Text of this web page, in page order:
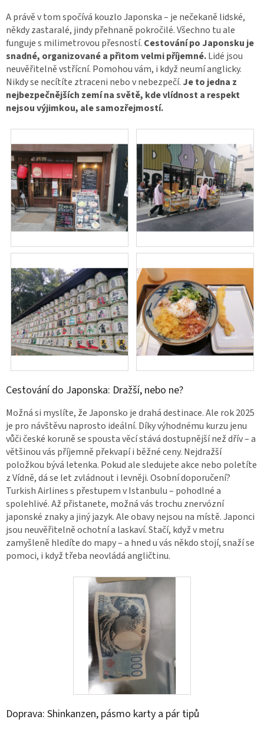
A právě v tom spočívá kouzlo Japonska – je nečekaně lidské,
někdy zastaralé, jindy přehnaně pokročilé. Všechno tu ale
funguje s milimetrovou přesností. Cestování po Japonsku je
snadné, organizované a přitom velmi příjemné.Lidé jsou
neuvěřitelně vstřícní. Pomohou vám, i když neumí anglicky.
Nikdy se necítíte ztraceni nebo v nebezpečí. Je to jedna z
nejbezpečnějších zemí na světě, kde vlídnost a respekt
nejsou výjimkou, ale samozřejmostí.
Cestování do Japonska: Dražší, nebo ne?
Možná si myslíte, že Japonsko je drahá destinace. Ale rok 2025
je pro návštěvu naprosto ideální. Díky výhodnému kurzu jenu
vůči české koruně se spousta věcí stává dostupnější než dřív – a
většinou vás příjemně překvapí i běžné ceny. Nejdražší
položkou bývá letenka. Pokud ale sledujete akce nebo poletíte
z Vídně, dá se let zvládnout i levněji. Osobní doporučení?
Turkish Airlines s přestupem v Istanbulu – pohodlné a
spolehlivé. Až přistanete, možná vás trochu znervózní
japonské znaky a jiný jazyk. Ale obavy nejsou na místě. Japonci
jsou neuvěřitelně ochotní a laskaví. Stačí, když v metru
zamyšleně hledíte do mapy – a hned u vás někdo stojí, snaží se
pomoci, i když třeba neovládá angličtinu.
Doprava: Shinkanzen, pásmo karty a pár tipů